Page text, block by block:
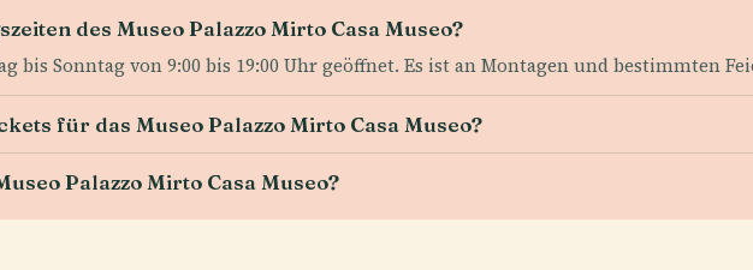
des Museo Palazzo Mirto Casa Museo?
bis Sonntag von 9:00 bis 19:00 Uhr geöffnet. Es ist an Montagen und bestimmten
für das Museo Palazzo Mirto Casa Museo?
Palazzo Mirto Casa Museo?